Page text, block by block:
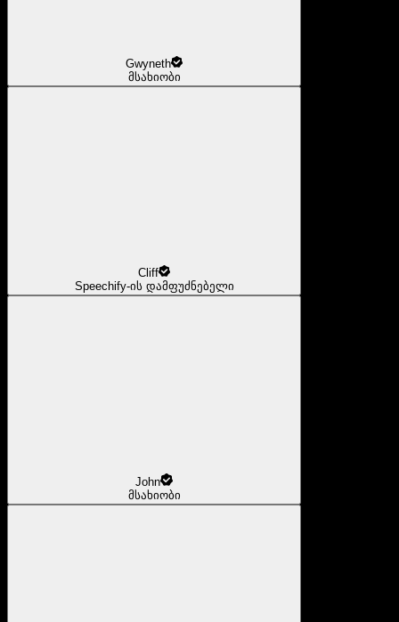
Gwyneth
მსახიობი
Cliff
Speechify-ის დამფუძნებელი
John
მსახიობი